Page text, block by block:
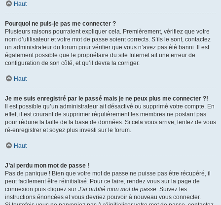
Haut
Pourquoi ne puis-je pas me connecter ?
Plusieurs raisons pourraient expliquer cela. Premièrement, vérifiez que votre
nom d’utilisateur et votre mot de passe soient corrects. S’ils le sont, contactez
un administrateur du forum pour vérifier que vous n’avez pas été banni. Il est
également possible que le propriétaire du site Internet ait une erreur de
configuration de son côté, et qu’il devra la corriger.
Haut
Je me suis enregistré par le passé mais je ne peux plus me connecter ?!
Il est possible qu’un administrateur ait désactivé ou supprimé votre compte. En
effet, il est courant de supprimer régulièrement les membres ne postant pas
pour réduire la taille de la base de données. Si cela vous arrive, tentez de vous
ré-enregistrer et soyez plus investi sur le forum.
Haut
J’ai perdu mon mot de passe !
Pas de panique ! Bien que votre mot de passe ne puisse pas être récupéré, il
peut facilement être réinitialisé. Pour ce faire, rendez vous sur la page de
connexion puis cliquez sur J’ai oublié mon mot de passe. Suivez les
instructions énoncées et vous devriez pouvoir à nouveau vous connecter.